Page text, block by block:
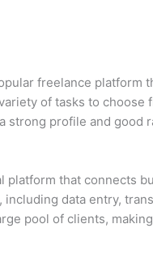
freelance platform
of tasks to
strong profile and good
platform that connects
including data entry,
pool of clients,